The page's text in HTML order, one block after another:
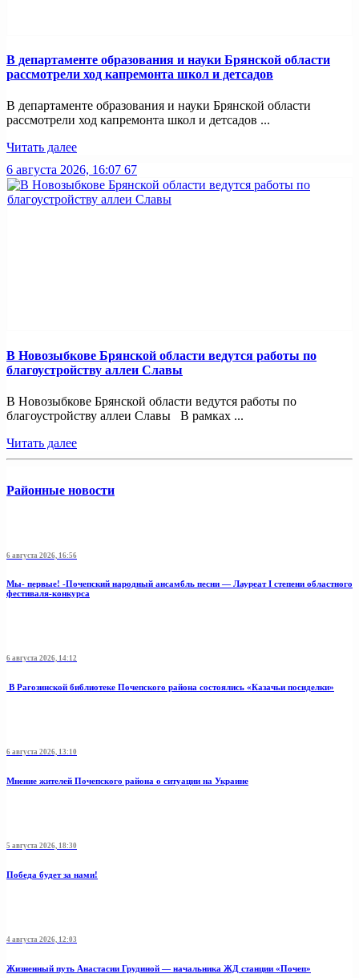
В департаменте образования и науки Брянской области
рассмотрели ход капремонта школ и детсадов
В департаменте образования и науки Брянской области
рассмотрели ход капремонта школ и детсадов ...
Читать далее
6 августа 2026, 16:07 67
В Новозыбкове Брянской области ведутся работы по
благоустройству аллеи Славы
В Новозыбкове Брянской области ведутся работы по
благоустройству аллеи Славы В рамках ...
Читать далее
Районные новости
6 августа 2026, 16:56
Мы- первые! -Почепский народный ансамбль песни — Лауреат I степени областного
фестиваля-конкурса
6 августа 2026, 14:12
В Рагозинской библиотеке Почепского района состоялись «Казачьи посиделки»
6 августа 2026, 13:10
Мнение жителей Почепского района о ситуации на Украине
5 августа 2026, 18:30
Победа будет за нами!
4 августа 2026, 12:03
Жизненный путь Анастасии Грудиной — начальника ЖД станции «Почеп»